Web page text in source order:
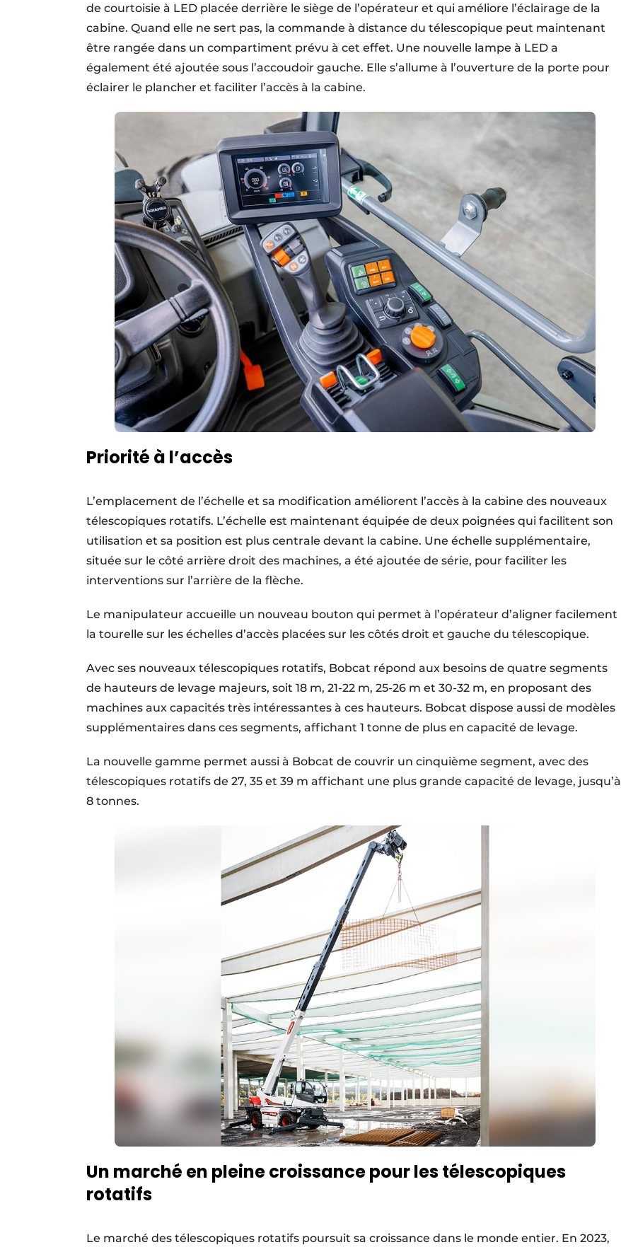
de courtoisie à LED placée derrière le siège de l’opérateur et qui améliore l’éclairage de la
cabine. Quand elle ne sert pas, la commande à distance du télescopique peut maintenant
être rangée dans un compartiment prévu à cet effet. Une nouvelle lampe à LED a
également été ajoutée sous l’accoudoir gauche. Elle s’allume à l’ouverture de la porte pour
éclairer le plancher et faciliter l’accès à la cabine.
Priorité à l’accès
L’emplacement de l’échelle et sa modification améliorent l’accès à la cabine des nouveaux
télescopiques rotatifs. L’échelle est maintenant équipée de deux poignées qui facilitent son
utilisation et sa position est plus centrale devant la cabine. Une échelle supplémentaire,
située sur le côté arrière droit des machines, a été ajoutée de série, pour faciliter les
interventions sur l’arrière de la flèche.
Le manipulateur accueille un nouveau bouton qui permet à l’opérateur d’aligner facilement
la tourelle sur les échelles d’accès placées sur les côtés droit et gauche du télescopique.
Avec ses nouveaux télescopiques rotatifs, Bobcat répond aux besoins de quatre segments
de hauteurs de levage majeurs, soit 18 m, 21-22 m, 25-26 m et 30-32 m, en proposant des
machines aux capacités très intéressantes à ces hauteurs. Bobcat dispose aussi de modèles
supplémentaires dans ces segments, affichant 1 tonne de plus en capacité de levage.
La nouvelle gamme permet aussi à Bobcat de couvrir un cinquième segment, avec des
télescopiques rotatifs de 27, 35 et 39 m affichant une plus grande capacité de levage, jusqu’à
8 tonnes.
Un marché en pleine croissance pour les télescopiques
rotatifs
Le marché des télescopiques rotatifs poursuit sa croissance dans le monde entier. En 2023,